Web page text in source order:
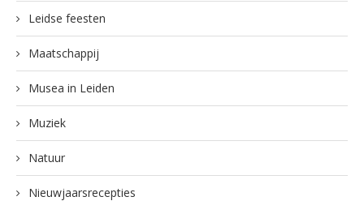
Leidse feesten
Maatschappij
Musea in Leiden
Muziek
Natuur
Nieuwjaarsrecepties